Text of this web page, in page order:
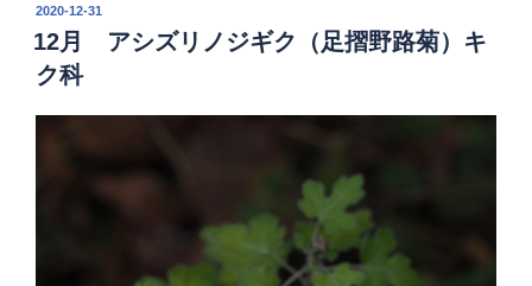
投
稿
日:
2020-12-31
12月 アシズリノジギク（足摺野路菊）キ
ク科